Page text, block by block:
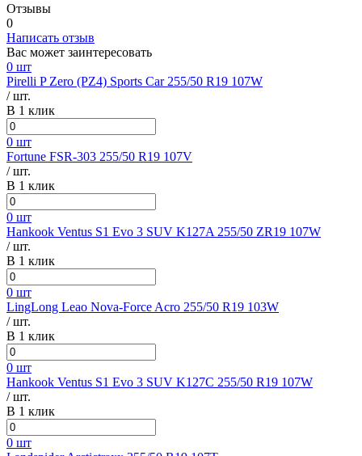
Отзывы
0
Написать отзыв
Вас может заинтересовать
0 шт
Pirelli P Zero (PZ4) Sports Car 255/50 R19 107W
/ шт.
В 1 клик
0 шт
Fortune FSR-303 255/50 R19 107V
/ шт.
В 1 клик
0 шт
Hankook Ventus S1 Evo 3 SUV K127A 255/50 ZR19 107W
/ шт.
В 1 клик
0 шт
LingLong Leao Nova-Force Acro 255/50 R19 103W
/ шт.
В 1 клик
0 шт
Hankook Ventus S1 Evo 3 SUV K127C 255/50 R19 107W
/ шт.
В 1 клик
0 шт